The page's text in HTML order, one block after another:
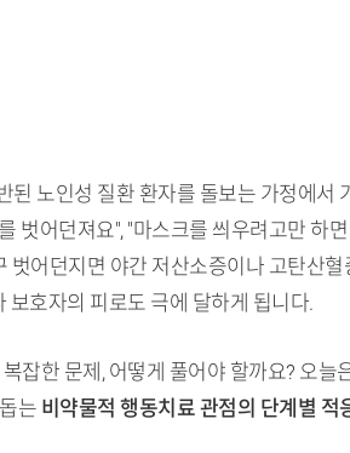
된 노인성 질환 환자를 돌보는 가정에서
벗어던져요", "마스크를 씌우려고만 하
벗어던지면 야간 저산소증이나 고탄산
보호자의 피로도 극에 달하게 됩니다.
잡한 문제, 어떻게 풀어야 할까요? 오늘
는 비약물적 행동치료 관점의 단계별 적